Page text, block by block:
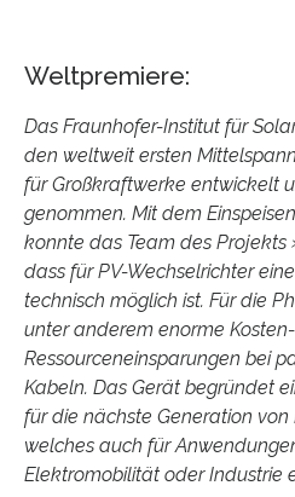
Weltpremiere:
Das Fraunhofer-Institut für
den weltweit ersten
für Großkraftwerke entwickelt
genommen. Mit dem
konnte das Team des Projekts
dass für PV-Wechselrichter
technisch möglich ist. Für die
unter anderem enorme
Ressourceneinsparungen bei
Kabeln. Das Gerät begründet
für die nächste Generation von
welches auch für
Elektromobilität oder Industrie